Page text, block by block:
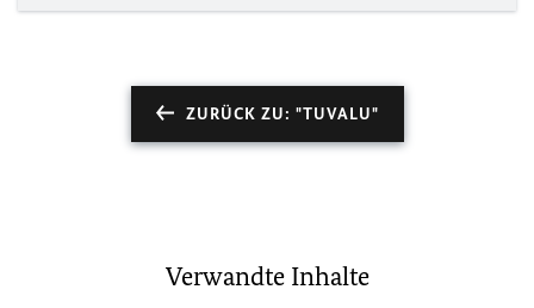
ZURÜCK ZU: "TUVALU"
Verwandte Inhalte